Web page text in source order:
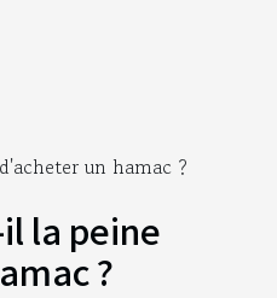
un hamac ?
la peine
?